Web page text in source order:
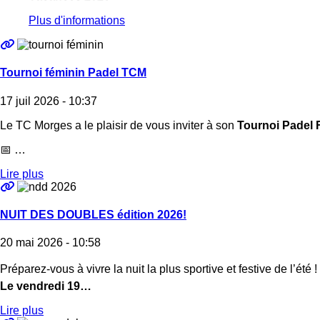
Plus d'informations
Tournoi féminin Padel TCM
17 juil 2026 - 10:37
Le TC Morges a le plaisir de vous inviter à son Tournoi Padel
📅 …
Lire plus
NUIT DES DOUBLES édition 2026!
20 mai 2026 - 10:58
Préparez-vous à vivre la nuit la plus sportive et festive de l’été
Le vendredi 19…
Lire plus